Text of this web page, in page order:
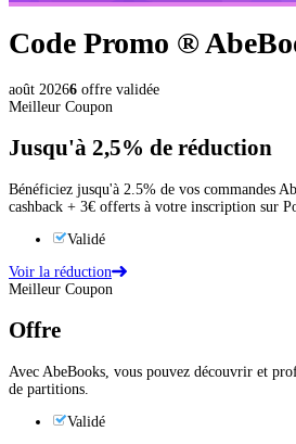
Code Promo ®
août 20266 offre validée
Meilleur Coupon
Jusqu'à 2,5% de réduction
Bénéficiez jusqu'à 2.5% de vos commandes
cashback + 3€ offerts à votre inscription sur
Validé
Voir la réduction
Meilleur Coupon
Offre
Avec AbeBooks, vous pouvez découvrir et
de partitions.
Validé